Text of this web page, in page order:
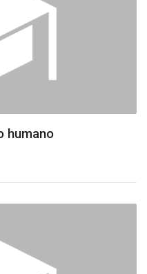
humano